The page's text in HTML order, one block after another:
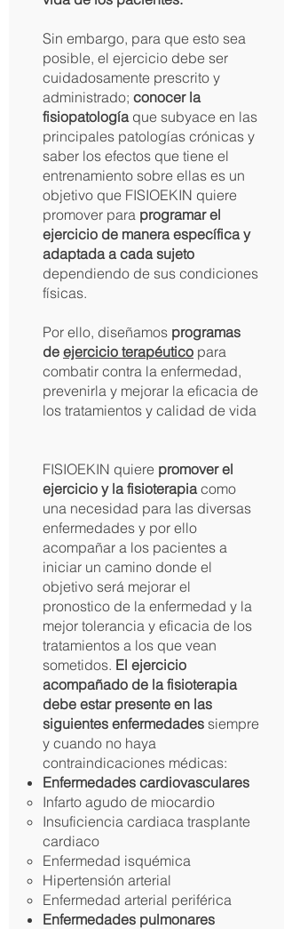
Sin embargo, para que esto sea
posible, el ejercicio debe ser
cuidadosamente prescrito y
administrado; conocer la
fisiopatologíaque subyace en las
principales patologías crónicas y
saber los efectos que tiene el
entrenamiento sobre ellas es un
objetivo que FISIOEKIN quiere
promover para programar el
ejercicio de manera específica y
adaptada a cada sujeto
dependiendo de sus condiciones
físicas.
Por ello, diseñamos programas
de ejercicio terapéutico para
combatir contra la enfermedad,
prevenirla y mejorar la eficacia de
los tratamientos y calidad de vida
FISIOEKIN quiere promover el
ejercicio y la fisioterapiacomo
una necesidad para las diversas
enfermedades y por ello
acompañar a los pacientes a
iniciar un camino donde el
objetivo será mejorar el
pronostico de la enfermedad y la
mejor tolerancia y eficacia de los
tratamientos a los que vean
sometidos. El ejercicio
acompañado de la fisioterapia
debe estar presente en las
siguientes enfermedades siempre
y cuando no haya
contraindicaciones médicas:
Enfermedades cardiovasculares
Infarto agudo de miocardio
Insuficiencia cardiaca trasplante
cardiaco
Enfermedad isquémica
Hipertensión arterial
Enfermedad arterial periférica
Enfermedades pulmonares